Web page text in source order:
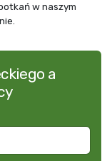
w naszym
a